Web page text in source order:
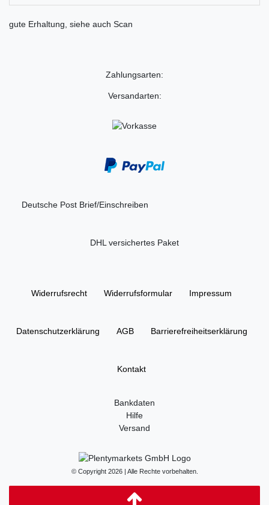
gute Erhaltung, siehe auch Scan
Zahlungsarten:
Versandarten:
Deutsche Post Brief/Einschreiben
DHL versichertes Paket
Widerrufs­recht Widerrufs­formular Impressum
Daten­schutz­erklärung AGB Barrierefreiheitserklärung
Kontakt
Bankdaten
Hilfe
Versand
© Copyright 2026 | Alle Rechte vorbehalten.